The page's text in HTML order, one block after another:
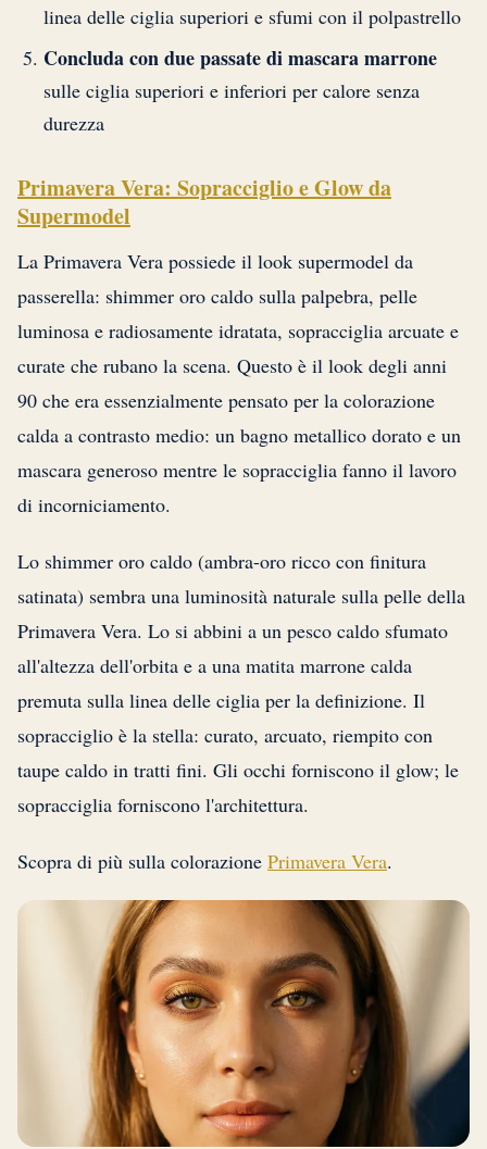
linea delle ciglia superiori e sfumi con il polpastrello
Concluda con due passate di mascara marrone
sulle ciglia superiori e inferiori per calore senza
durezza
Primavera Vera: Sopracciglio e Glow da
Supermodel
La Primavera Vera possiede il look supermodel da
passerella: shimmer oro caldo sulla palpebra, pelle
luminosa e radiosamente idratata, sopracciglia arcuate e
curate che rubano la scena. Questo è il look degli anni
90 che era essenzialmente pensato per la colorazione
calda a contrasto medio: un bagno metallico dorato e un
mascara generoso mentre le sopracciglia fanno il lavoro
di incorniciamento.
Lo shimmer oro caldo (ambra-oro ricco con finitura
satinata) sembra una luminosità naturale sulla pelle della
Primavera Vera. Lo si abbini a un pesco caldo sfumato
all'altezza dell'orbita e a una matita marrone calda
premuta sulla linea delle ciglia per la definizione. Il
sopracciglio è la stella: curato, arcuato, riempito con
taupe caldo in tratti fini. Gli occhi forniscono il glow; le
sopracciglia forniscono l'architettura.
Scopra di più sulla colorazione Primavera Vera.